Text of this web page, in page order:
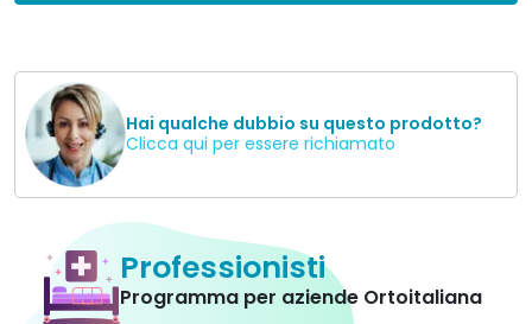
Hai qualche dubbio su questo prodotto?
Clicca qui per essere richiamato
Professionisti
Programma per aziende Ortoitaliana